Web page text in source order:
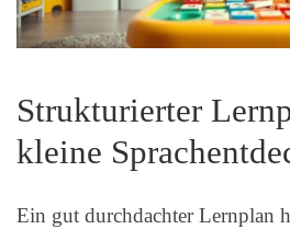
Strukturierter
kleine
Ein gut durchdachter Lernplan